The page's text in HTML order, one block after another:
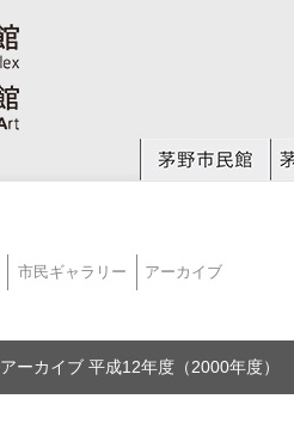
市民ギャラリー アーカイブ
アーカイブ 平成12年度（2000年度）